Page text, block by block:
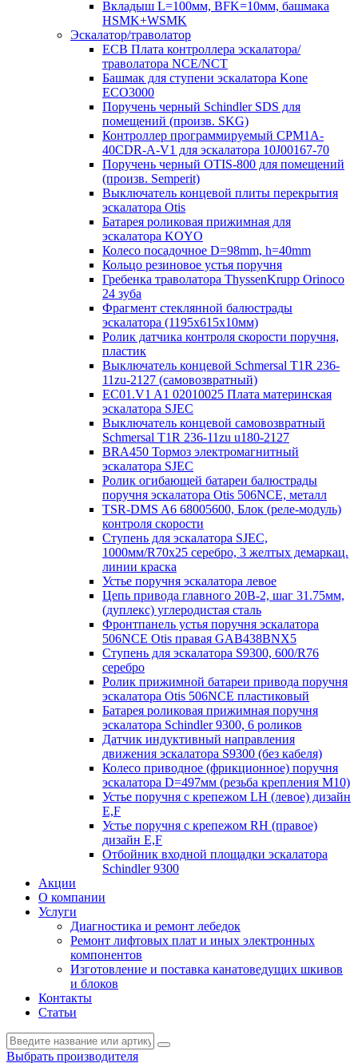
Вкладыш L=100мм, BFK=10мм, башмака
HSMK+WSMK
Эскалатор/траволатор
ECB Плата контроллера эскалатора/
траволатора NCE/NCT
Башмак для ступени эскалатора Kone
ECO3000
Поручень черный Schindler SDS для
помещений (произв. SKG)
Контроллер программируемый CPM1A-
40CDR-A-V1 для эскалатора 10J00167-70
Поручень черный OTIS-800 для помещений
(произв. Semperit)
Выключатель концевой плиты перекрытия
эскалатора Otis
Батарея роликовая прижимная для
эскалатора KOYO
Колесо посадочное D=98mm, h=40mm
Кольцо резиновое устья поручня
Гребенка траволатора ThyssenKrupp Orinoco
24 зуба
Фрагмент стеклянной балюстрады
эскалатора (1195х615х10мм)
Ролик датчика контроля скорости поручня,
пластик
Выключатель концевой Schmersal T1R 236-
11zu-2127 (самовозвратный)
EC01.V1 A1 02010025 Плата материнская
эскалатора SJEC
Выключатель концевой самовозвратный
Schmersal T1R 236-11zu u180-2127
BRA450 Тормоз электромагнитный
эскалатора SJEC
Ролик огибающей батареи балюстрады
поручня эскалатора Otis 506NCE, металл
TSR-DMS A6 68005600, Блок (реле-модуль)
контроля скорости
Ступень для эскалатора SJEC,
1000мм/R70x25 серебро, 3 желтых демаркац.
линии краска
Устье поручня эскалатора левое
Цепь привода главного 20B-2, шаг 31.75мм,
(дуплекс) углеродистая сталь
Фронтпанель устья поручня эскалатора
506NCE Otis правая GAB438BNX5
Ступень для эскалатора S9300, 600/R76
серебро
Ролик прижимной батареи привода поручня
эскалатора Otis 506NCE пластиковый
Батарея роликовая прижимная поручня
эскалатора Schindler 9300, 6 роликов
Датчик индуктивный направления
движения эскалатора S9300 (без кабеля)
Колесо приводное (фрикционное) поручня
эскалатора D=497мм (резьба крепления M10)
Устье поручня с крепежом LH (левое) дизайн
E,F
Устье поручня с крепежом RH (правое)
дизайн E,F
Отбойник входной площадки эскалатора
Schindler 9300
Акции
О компании
Услуги
Диагностика и ремонт лебедок
Ремонт лифтовых плат и иных электронных
компонентов
Изготовление и поставка канатоведущих шкивов
и блоков
Контакты
Статьи
Выбрать производителя